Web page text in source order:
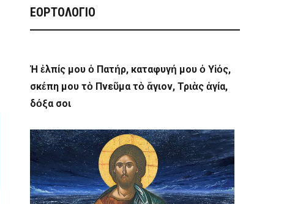
ΕΟΡΤΟΛΟΓΙΟ
Ἡ ἐλπίς μου ὁ Πατήρ, καταφυγή μου ὁ Υἱός,
σκέπη μου τὸ Πνεῦμα τὸ ἅγιον, Τριὰς ἁγία,
δόξα σοι